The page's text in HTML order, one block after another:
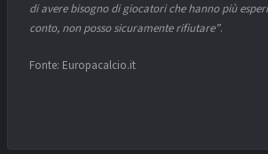
di avere bisogno di giocatori che hanno più
conto, non posso sicuramente rifiutare”.
Fonte: Europacalcio.it